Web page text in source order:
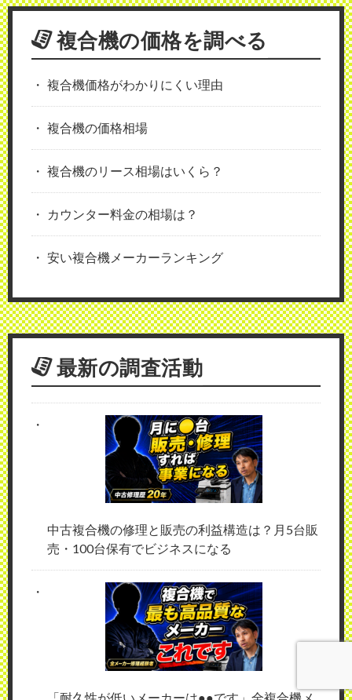
複合機の価格を調べる
複合機価格がわかりにくい理由
複合機の価格相場
複合機のリース相場はいくら？
カウンター料金の相場は？
安い複合機メーカーランキング
最新の調査活動
中古複合機の修理と販売の利益構造は？月5台販
売・100台保有でビジネスになる